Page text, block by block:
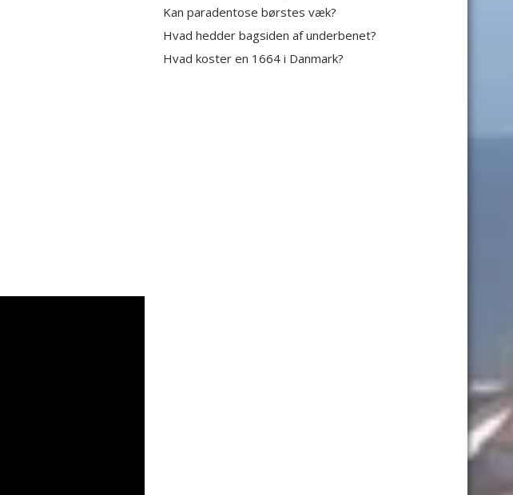
Kan paradentose børstes væk?
Hvad hedder bagsiden af underbenet?
Hvad koster en 1664 i Danmark?